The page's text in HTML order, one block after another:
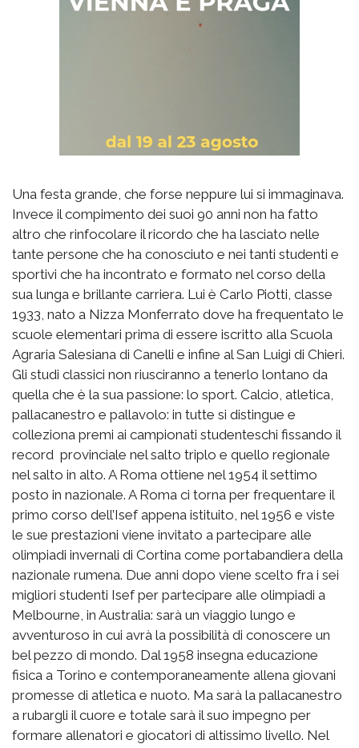
Una festa grande, che forse neppure lui si immaginava.
Invece il compimento dei suoi 90 anni non ha fatto
altro che rinfocolare il ricordo che ha lasciato nelle
tante persone che ha conosciuto e nei tanti studenti e
sportivi che ha incontrato e formato nel corso della
sua lunga e brillante carriera. Lui è Carlo Piotti, classe
1933, nato a Nizza Monferrato dove ha frequentato le
scuole elementari prima di essere iscritto alla Scuola
Agraria Salesiana di Canelli e infine al San Luigi di Chieri.
Gli studi classici non riusciranno a tenerlo lontano da
quella che è la sua passione: lo sport. Calcio, atletica,
pallacanestro e pallavolo: in tutte si distingue e
colleziona premi ai campionati studenteschi fissando il
record provinciale nel salto triplo e quello regionale
nel salto in alto. A Roma ottiene nel 1954 il settimo
posto in nazionale. A Roma ci torna per frequentare il
primo corso dell’Isef appena istituito, nel 1956 e viste
le sue prestazioni viene invitato a partecipare alle
olimpiadi invernali di Cortina come portabandiera della
nazionale rumena. Due anni dopo viene scelto fra i sei
migliori studenti Isef per partecipare alle olimpiadi a
Melbourne, in Australia: sarà un viaggio lungo e
avventuroso in cui avrà la possibilità di conoscere un
bel pezzo di mondo. Dal 1958 insegna educazione
fisica a Torino e contemporaneamente allena giovani
promesse di atletica e nuoto. Ma sarà la pallacanestro
a rubargli il cuore e totale sarà il suo impegno per
formare allenatori e giocatori di altissimo livello. Nel